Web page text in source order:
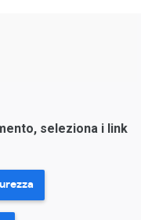
seleziona i link